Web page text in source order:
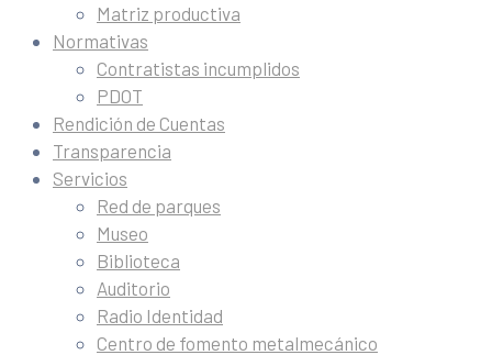
Matriz productiva
Normativas
Contratistas incumplidos
PDOT
Rendición de Cuentas
Transparencia
Servicios
Red de parques
Museo
Biblioteca
Auditorio
Radio Identidad
Centro de fomento metalmecánico